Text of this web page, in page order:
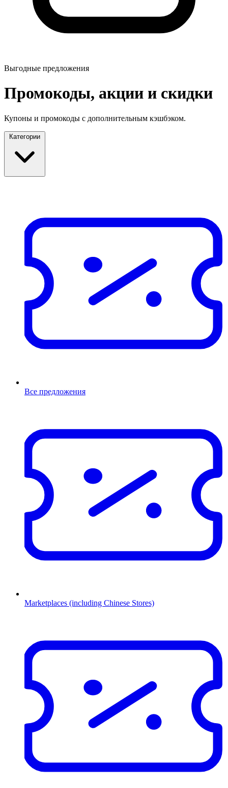
Выгодные предложения
Промокоды, акции и скидки
Купоны и промокоды с дополнительным кэшбэком.
Категории
Все предложения
Marketplaces (including Chinese Stores)